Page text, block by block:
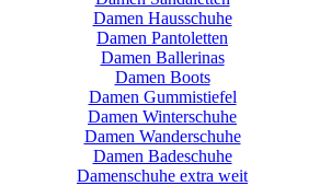
Damen Hausschuhe
Damen Pantoletten
Damen Ballerinas
Damen Boots
Damen Gummistiefel
Damen Winterschuhe
Damen Wanderschuhe
Damen Badeschuhe
Damenschuhe extra weit